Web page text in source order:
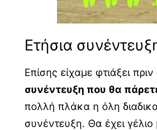
Ετήσια
Επίσης είχαμε φτιάξει
συνέντευξη που θα
πολλή πλάκα η όλη
συνέντευξη. Θα έχει